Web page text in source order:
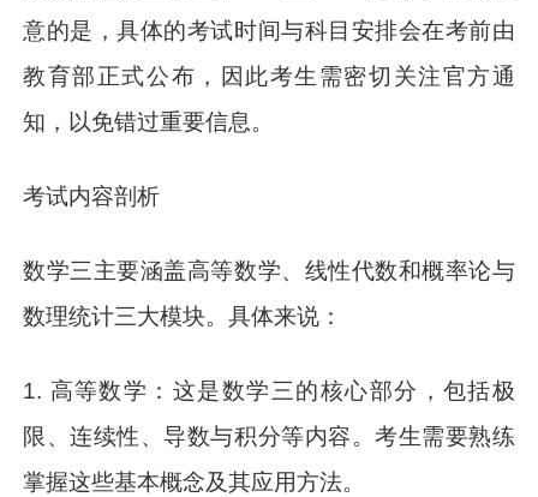
意的是，具体的考试时间与科目安排会在考前由
教育部正式公布，因此考生需密切关注官方通
知，以免错过重要信息。
考试内容剖析
数学三主要涵盖高等数学、线性代数和概率论与
数理统计三大模块。具体来说：
1. 高等数学：这是数学三的核心部分，包括极
限、连续性、导数与积分等内容。考生需要熟练
掌握这些基本概念及其应用方法。